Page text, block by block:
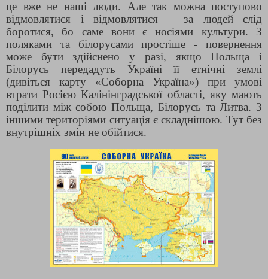
це вже не наші люди. Але так можна поступово
відмовлятися і відмовлятися – за людей слід
боротися, бо саме вони є носіями культури. З
поляками та білорусами простіше - повернення
може бути здійснено у разі, якщо Польща і
Білорусь передадуть Україні її етнічні землі
(дивіться карту «Соборна Україна») при умові
втрати Росією Калінінградської області, яку мають
поділити між собою Польща, Білорусь та Литва. З
іншими територіями ситуація є складнішою. Тут без
внутрішніх змін не обійтися.